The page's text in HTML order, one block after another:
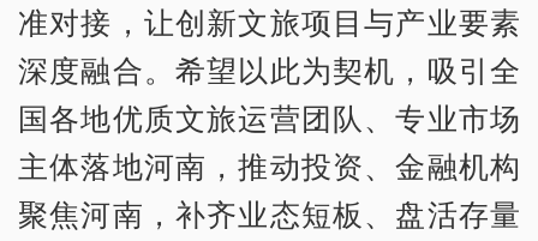
准对接，让创新文旅项目与产业要素
深度融合。希望以此为契机，吸引全
国各地优质文旅运营团队、专业市场
主体落地河南，推动投资、金融机构
聚焦河南，补齐业态短板、盘活存量